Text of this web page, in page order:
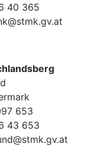
40 365
653
43 653